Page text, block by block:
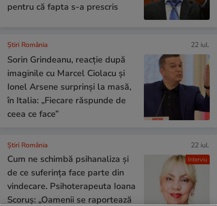
pentru că fapta s-a prescris
Știri România 22 iul.
Sorin Grindeanu, reacție după
imaginile cu Marcel Ciolacu și
Ionel Arsene surprinși la masă,
în Italia: „Fiecare răspunde de
ceea ce face”
Interviu
Știri România 22 iul.
Cum ne schimbă psihanaliza și
de ce suferința face parte din
vindecare. Psihoterapeuta Ioana
Scoruș: „Oamenii se raportează